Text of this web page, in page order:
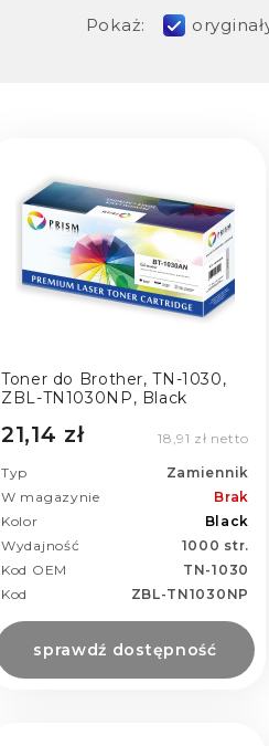
Pokaż:
Toner do Brother, TN-1030,
ZBL-TN1030NP, Black
21,14 zł 18,91 zł netto
Typ
Zamiennik
W magazynie
Brak
Kolor
Black
Wydajność
1000 str.
Kod OEM
TN-1030
Kod
ZBL-TN1030NP
sprawdź dostępność